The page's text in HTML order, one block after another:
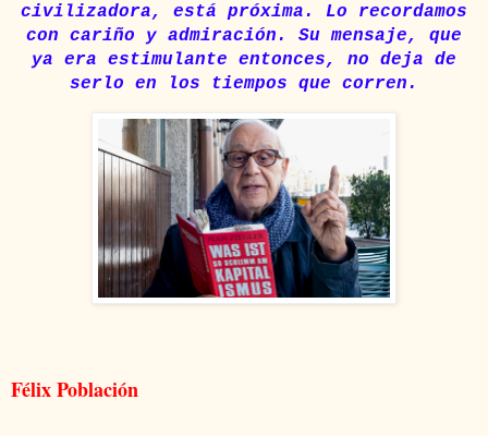
civilizadora, está próxima. Lo recordamos
con cariño y admiración. Su mensaje, que
ya era estimulante entonces, no deja de
serlo en los tiempos que corren.
Félix Población